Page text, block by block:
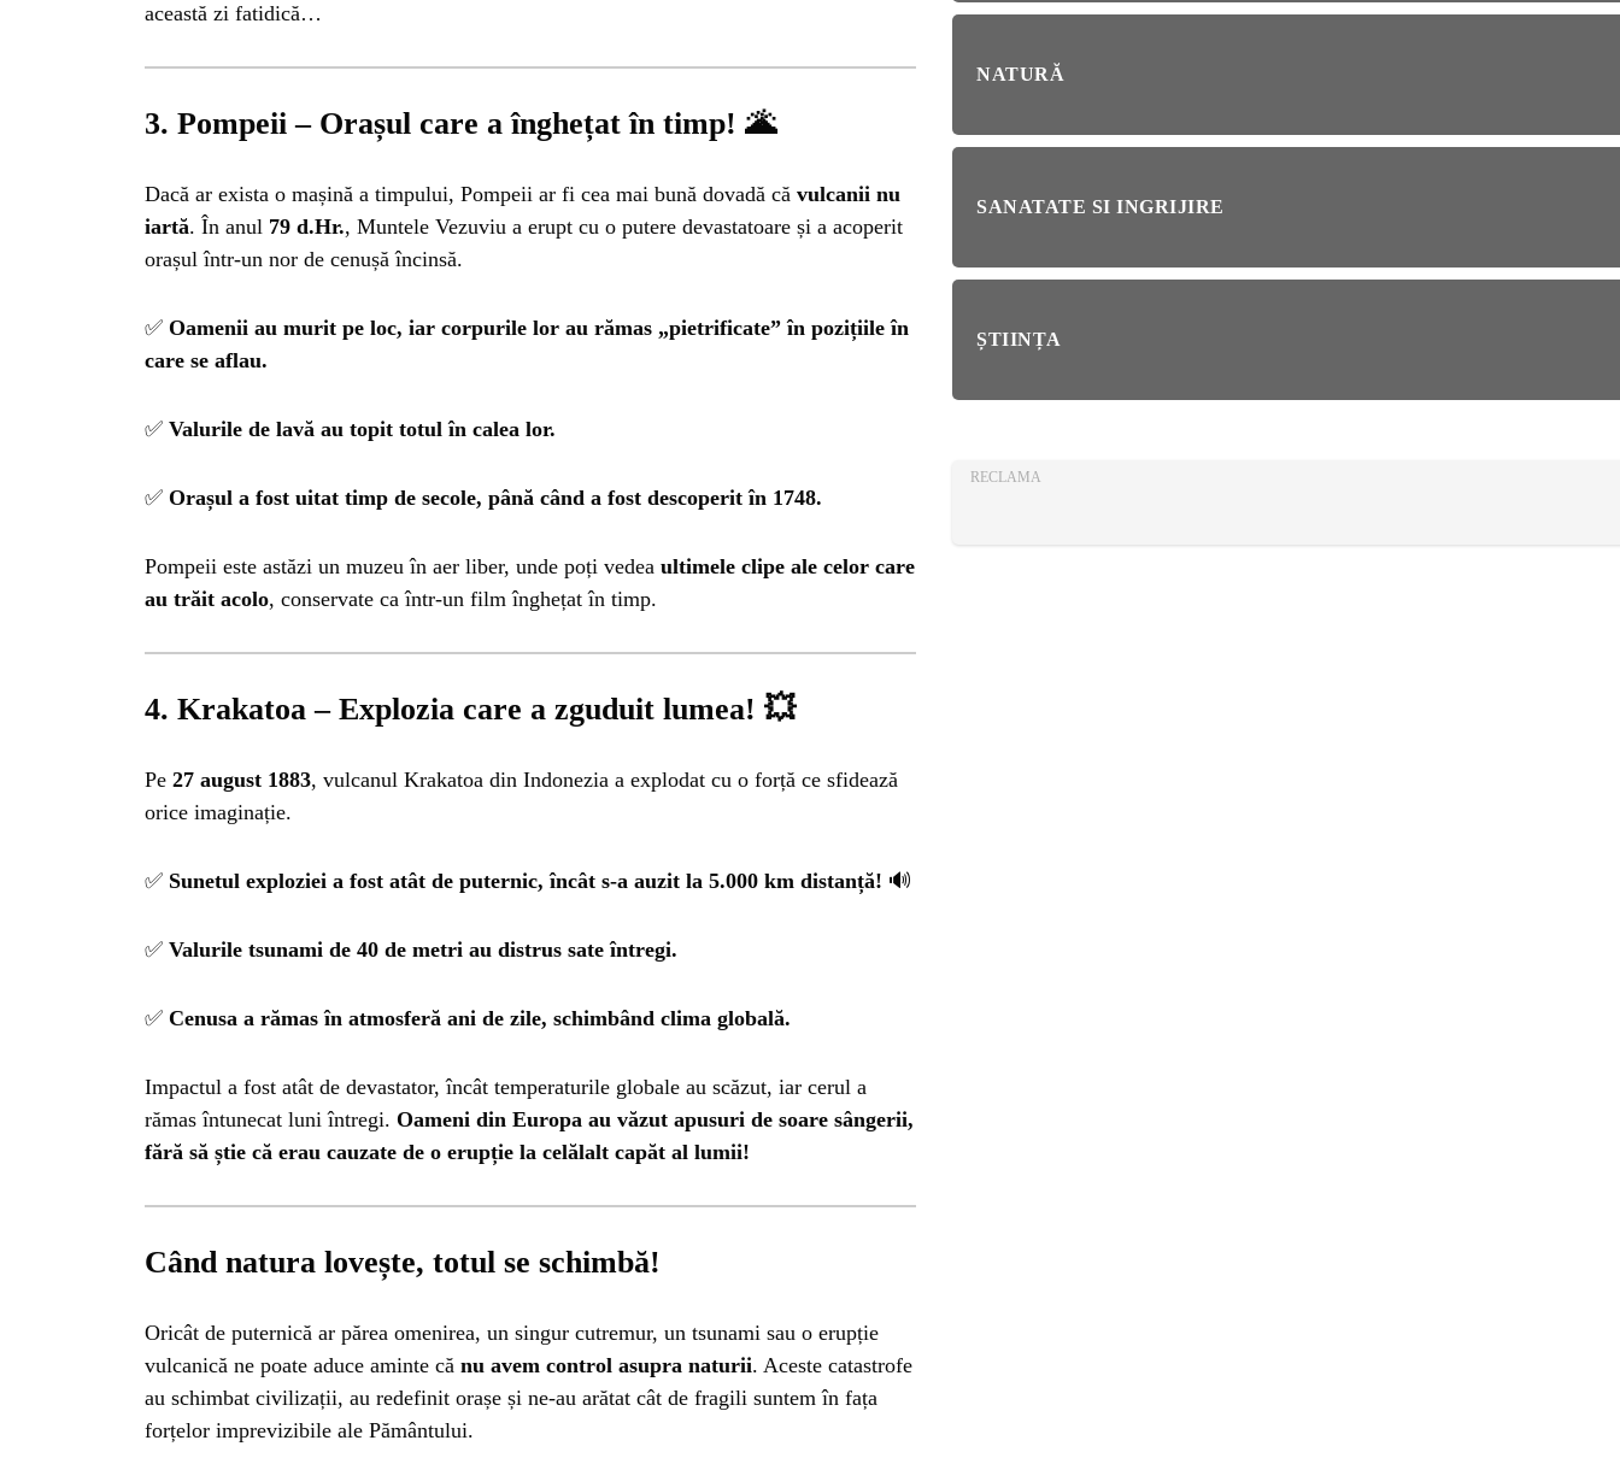
această zi fatidică…
3. Pompeii – Orașul care a înghețat în timp! 🌋
Dacă ar exista o mașină a timpului, Pompeii ar fi cea mai bună dovadă că vulcanii nu
iartă. În anul 79 d.Hr., Muntele Vezuviu a erupt cu o putere devastatoare și a acoperit
orașul într-un nor de cenușă încinsă.
✅ Oamenii au murit pe loc, iar corpurile lor au rămas „pietrificate” în pozițiile în
care se aflau.
✅ Valurile de lavă au topit totul în calea lor.
✅ Orașul a fost uitat timp de secole, până când a fost descoperit în 1748.
Pompeii este astăzi un muzeu în aer liber, unde poți vedea ultimele clipe ale celor care
au trăit acolo, conservate ca într-un film înghețat în timp.
4. Krakatoa – Explozia care a zguduit lumea! 💥
Pe 27 august 1883, vulcanul Krakatoa din Indonezia a explodat cu o forță ce sfidează
orice imaginație.
✅ Sunetul exploziei a fost atât de puternic, încât s-a auzit la 5.000 km distanță! 🔊
✅ Valurile tsunami de 40 de metri au distrus sate întregi.
✅ Cenusa a rămas în atmosferă ani de zile, schimbând clima globală.
Impactul a fost atât de devastator, încât temperaturile globale au scăzut, iar cerul a
rămas întunecat luni întregi. Oameni din Europa au văzut apusuri de soare sângerii,
fără să știe că erau cauzate de o erupție la celălalt capăt al lumii!
Când natura lovește, totul se schimbă!
Oricât de puternică ar părea omenirea, un singur cutremur, un tsunami sau o erupție
vulcanică ne poate aduce aminte că nu avem control asupra naturii. Aceste catastrofe
au schimbat civilizații, au redefinit orașe și ne-au arătat cât de fragili suntem în fața
forțelor imprevizibile ale Pământului.
NATURĂ
SANATATE SI INGRIJIRE
ȘTIINȚA
RECLAMA
ȘTIINȚA
ANIMALE
OAMENI
INSTALEAZA
APLICATIA
Ai simțit vreodată deja-vu?